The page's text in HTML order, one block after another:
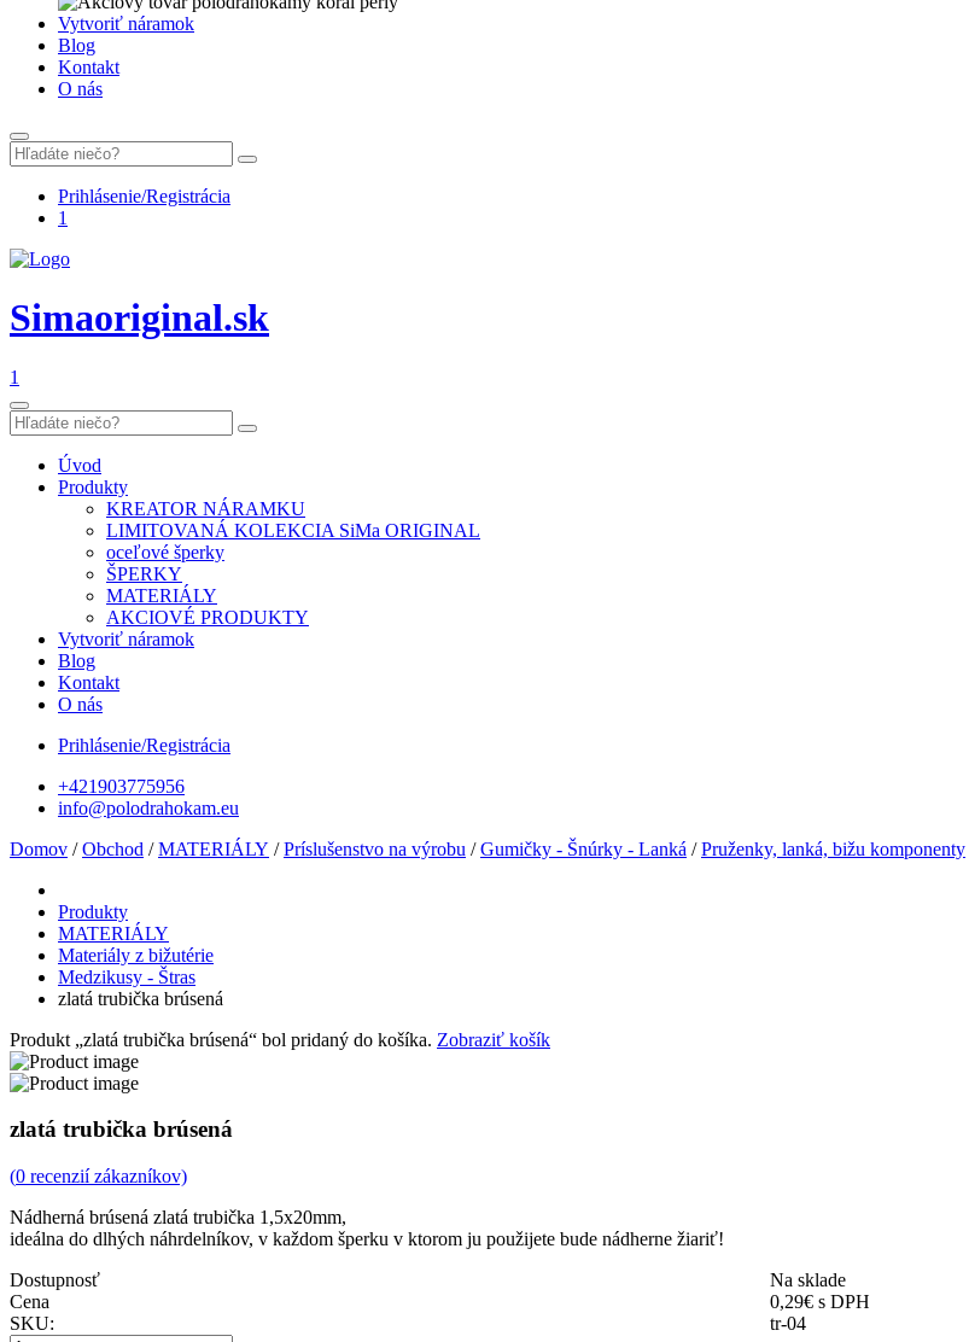
Vytvoriť náramok
Blog
Kontakt
O nás
Prihlásenie/Registrácia
1
Simaoriginal.sk
1
Úvod
Produkty
KREATOR NÁRAMKU
LIMITOVANÁ KOLEKCIA SiMa ORIGINAL
oceľové šperky
ŠPERKY
MATERIÁLY
AKCIOVÉ PRODUKTY
Vytvoriť náramok
Blog
Kontakt
O nás
Prihlásenie/Registrácia
+421903775956
info@polodrahokam.eu
Domov /Obchod /MATERIÁLY /Príslušenstvo na výrobu /Gumičky - Šnúrky - Lanká /Pruženky, lanká, bižu komponenty
Produkty
MATERIÁLY
Materiály z bižutérie
Medzikusy - Štras
zlatá trubička brúsená
Produkt „zlatá trubička brúsená“ bol pridaný do košíka. Zobraziť košík
zlatá trubička brúsená
(0 recenzií zákazníkov)
Nádherná brúsená zlatá trubička 1,5x20mm,
ideálna do dlhých náhrdelníkov, v každom šperku v ktorom ju použijete bude nádherne žiariť!
Dostupnosť
Na sklade
Cena
0,29€ s DPH
SKU:
tr-04